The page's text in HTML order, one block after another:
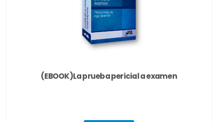
(EBOOK)La prueba pericial a examen